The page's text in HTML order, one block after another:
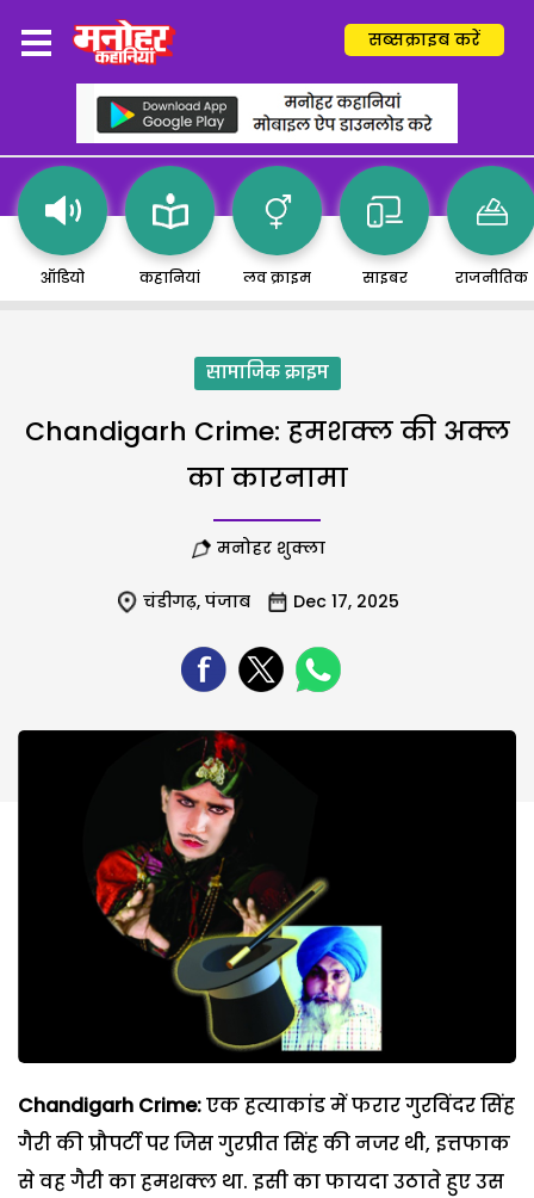
सब्सक्राइब करें
ऑडियो कहानियां लव क्राइम साइबर राजनीतिक
सामाजिक क्राइम
Chandigarh Crime: हमशक्ल की अक्ल
का कारनामा
मनोहर शुक्ला
चंडीगढ़, पंजाब Dec 17, 2025
Chandigarh Crime:एक हत्याकांड में फरार गुरविंदर सिंह
गैरी की प्रौपर्टी पर जिस गुरप्रीत सिंह की नजर थी, इत्तफाक
से वह गैरी का हमशक्ल था. इसी का फायदा उठाते हुए उस